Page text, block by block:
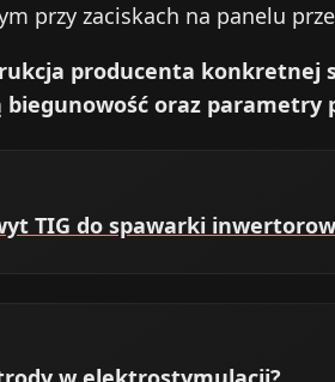
przy zaciskach na panelu
producenta konkretnej
oraz parametry
TIG do spawarki